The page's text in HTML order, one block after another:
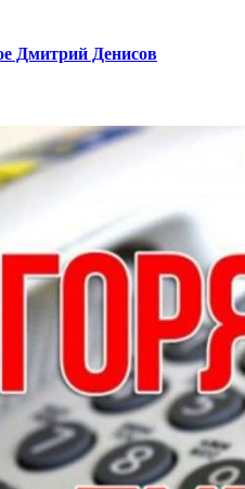
Дмитрий Денисов